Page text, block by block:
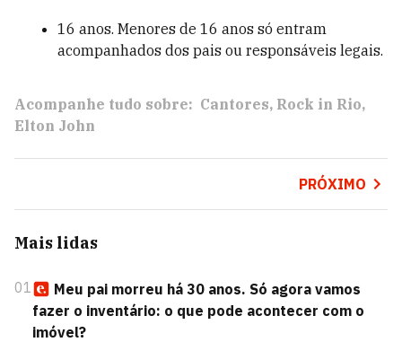
16 anos. Menores de 16 anos só entram
acompanhados dos pais ou responsáveis legais.
Acompanhe tudo sobre: Cantores Rock in Rio
Elton John
PRÓXIMO
Mais lidas
01
Meu pai morreu há 30 anos. Só agora vamos
fazer o inventário: o que pode acontecer com o
imóvel?